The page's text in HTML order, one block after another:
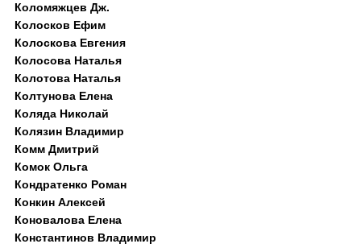
Коломяжцев Дж.
Колосков Ефим
Колоскова Евгения
Колосова Наталья
Колотова Наталья
Колтунова Елена
Коляда Николай
Колязин Владимир
Комм Дмитрий
Комок Ольга
Кондратенко Роман
Конкин Алексей
Коновалова Елена
Константинов Владимир